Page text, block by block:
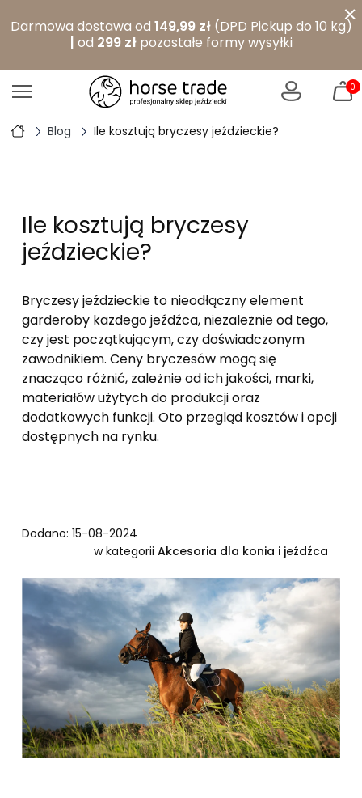
Darmowa dostawa od 149,99 zł(DPD Pickup do 10 kg)
| od 299 złpozostałe formy wysyłki
×
0
Blog Ile kosztują bryczesy jeździeckie?
Ile kosztują bryczesy
jeździeckie?
Bryczesy jeździeckie to nieodłączny element
garderoby każdego jeźdźca, niezależnie od tego,
czy jest początkującym, czy doświadczonym
zawodnikiem. Ceny bryczesów mogą się
znacząco różnić, zależnie od ich jakości, marki,
materiałów użytych do produkcji oraz
dodatkowych funkcji. Oto przegląd kosztów i opcji
dostępnych na rynku.
Dodano: 15-08-2024
w kategorii Akcesoria dla konia i jeźdźca